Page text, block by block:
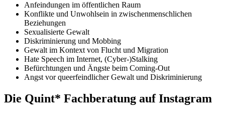
Anfeindungen im öffentlichen Raum
Konflikte und Unwohlsein in zwischenmenschlichen
Beziehungen
Sexualisierte Gewalt
Diskriminierung und Mobbing
Gewalt im Kontext von Flucht und Migration
Hate Speech im Internet, (Cyber-)Stalking
Befürchtungen und Ängste beim Coming-Out
Angst vor queerfeindlicher Gewalt und Diskriminierung
Die Quint* Fachberatung auf Instagram